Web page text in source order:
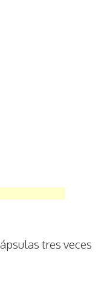
tres veces